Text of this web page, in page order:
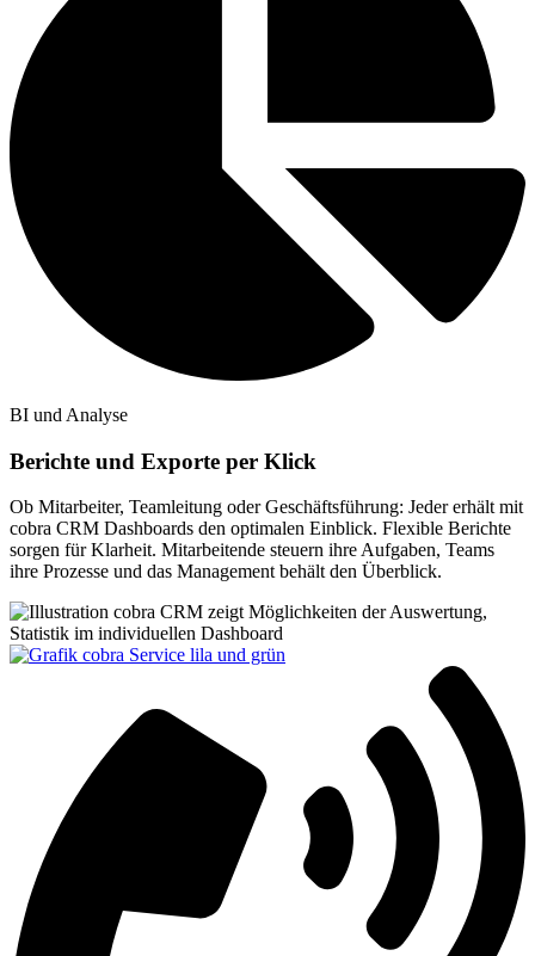
BI und Analyse
Berichte und Exporte per Klick
Ob Mitarbeiter, Teamleitung oder Geschäftsführung: Jeder erhält mit
cobra CRM Dashboards den optimalen Einblick. Flexible Berichte
sorgen für Klarheit. Mitarbeitende steuern ihre Aufgaben, Teams
ihre Prozesse und das Management behält den Überblick.